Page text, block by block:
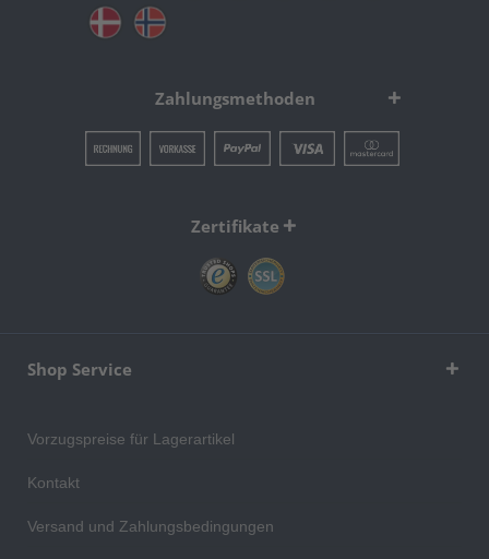
Zahlungsmethoden
Zertifikate
Shop Service
Vorzugspreise für Lagerartikel
Kontakt
Versand und Zahlungsbedingungen